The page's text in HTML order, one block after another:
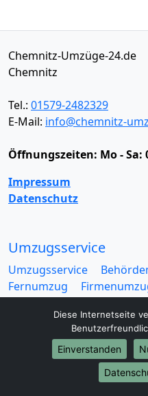
Chemnitz-Umzüge-24.de
Chemnitz
Tel.: 01579-2482329
E-Mail: info@chemnitz-
Öffnungszeiten: Mo - Sa:
Impressum
Datenschutz
Umzugsservice
Umzugsservice
Fernumzug
Seniorenumzug
Entrümpelung
Möbelmitfahrzentrale
Diese Internetseite
Einverstanden